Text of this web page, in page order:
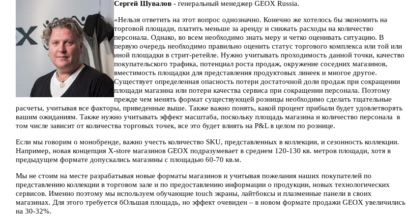
Сергей Шувалов - генеральный менеджер GEOX Russia.
«Нельзя ответить на этот вопрос однозначно. Конечно же хотелось бы экономить на
торговой площади, платить меньше за аренду и снижать расходы на количество
персонала. Однако, во всем необходимо знать меру и четко оценивать ситуацию. В
первую очередь необходимо правильно оценить статус торгового комплекса или той или
иной площадки в стрит-ретейле. Нужно учитывать проходимость данной точки, качество
покупательского трафика, потенциал роста продаж, окружение соседних магазинов,
вместимость площадки для представления продуктовых линеек и многое другое.
Существует определенная опасность потери достаточной доли продаж при сокращении
площади магазина или потери качества сервиса при сокращении персонала. Поэтому
прежде чем менять формат существующей розницы необходимо сделать тщательные
расчеты, учитывая все факторы, приведенные выше. Также важно понять, какой процент прибыли будет удовлетворять
вашим ожиданиям. Также нужно учитывать эффект масштаба, поскольку площадь магазина и количество персонала в
том числе зависит от количества торговых точек, все это будет влиять на P&L в целом по рознице.
Если мы говорим о монобренде, важно учесть количество SKU, представленных в коллекции, и сезонность коллекции.
Например, новая концепция X-store магазинов GEOX подразумевает в среднем 120-130 кв. метров площади, хотя в
предыдущем формате допускались магазины с площадью 60-70 кв.м.
Мы не стоим на месте разрабатывая новые форматы магазинов и учитывая пожелания наших покупателей по
представлению коллекции в торговом зале и по предоставлению информации о продукции, новых технологических
сервисов. Именно поэтому мы используем обучающие touch экраны, лайтбоксы и плазменные панели в своих
магазинах. Для этого требуется бОльшая площадь, но эффект очевиден – в новом формате продажи GEOX увеличились
на 30-32%.